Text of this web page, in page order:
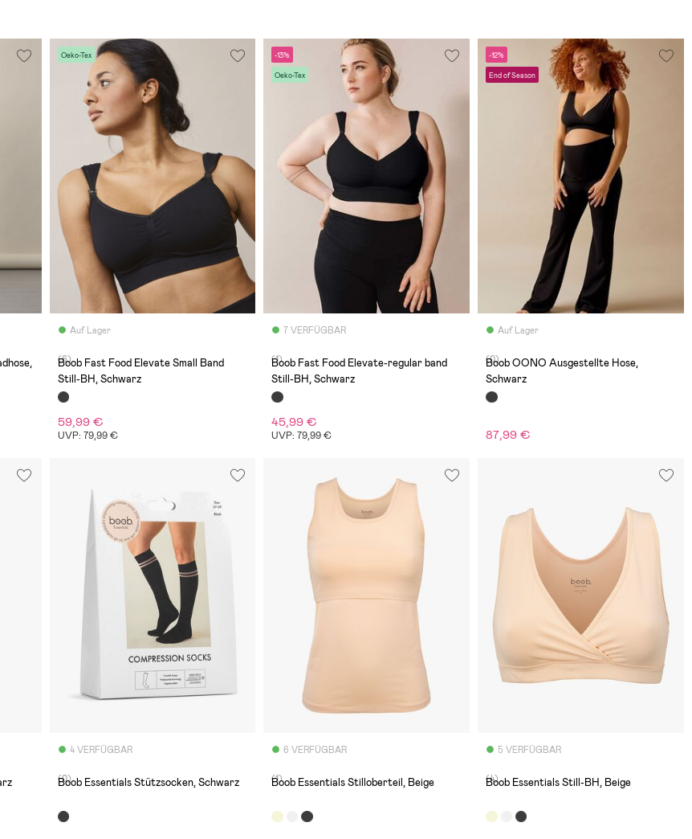
Oeko-Tex
Auf Lager
(6)
Boob Fast Food Elevate Small Band
Still-BH, Schwarz
59,99 €
UVP: 79,99 €
-13%
Oeko-Tex
7 VERFÜGBAR
(1)
Boob Fast Food Elevate-regular band
Still-BH, Schwarz
45,99 €
UVP: 79,99 €
-12%
End of Season
Auf Lager
(0)
Boob OONO Ausgestellte Hose,
Schwarz
87,99 €
4 VERFÜGBAR
(0)
Boob Essentials Stützsocken, Schwarz
6 VERFÜGBAR
(1)
Boob Essentials Stilloberteil, Beige
5 VERFÜGBAR
(4)
Boob Essentials Still-BH, Beige